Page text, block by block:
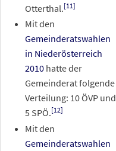
Otterthal.[11]
Mit den
Gemeinderatswahlen
in Niederösterreich
2010hatte der
Gemeinderat folgende
Verteilung: 10 ÖVP und
5 SPÖ.[12]
Mit den
Gemeinderatswahlen